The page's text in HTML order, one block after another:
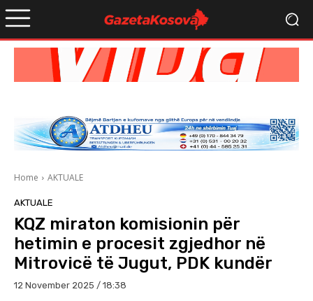
Home AKTUALE
AKTUALE
KQZ miraton komisionin për
hetimin e procesit zgjedhor në
Mitrovicë të Jugut, PDK kundër
12 November 2025 / 18:38